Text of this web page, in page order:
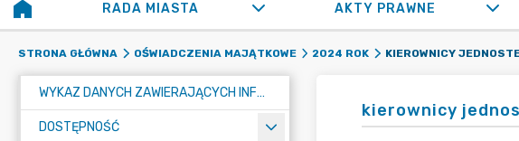
RADA MIASTA AKTY PRAWNE
STRONA GŁÓWNA OŚWIADCZENIA MAJĄTKOWE 2024 ROK
WYKAZ DANYCH ZAWIERAJĄCYCH INFORMACJE O ŚRODOWISKU I JEGO OCHRONIE
DOSTĘPNOŚĆ
kierownicy